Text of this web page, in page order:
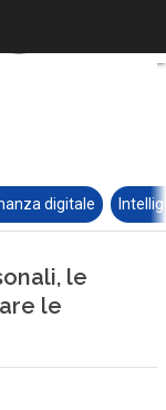
digitale
le
le